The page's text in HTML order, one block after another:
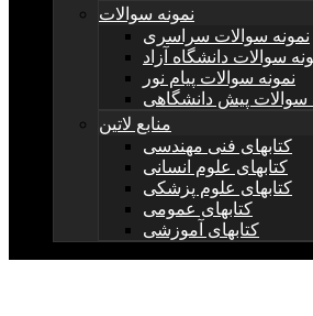
نمونه سوالات
نمونه سوالات سراسری
سوالات دانشگاه آزاد
نمونه سوالات پیام نور
سوالات پیش دانشگاهی
منابع لاتین
کتابهای فنی مهندسی
کتابهای علوم انسانی
کتابهای علوم پزشکی
کتابهای عمومی
کتابهای آموزشی